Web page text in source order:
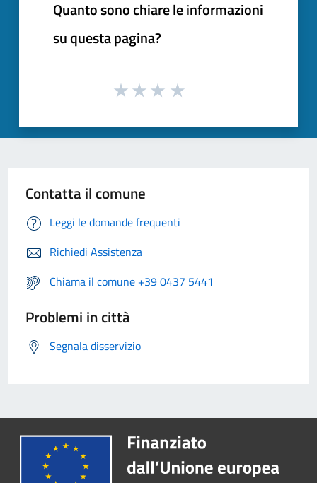
Quanto sono chiare le informazioni
su questa pagina?
Contatta il comune
Leggi le domande frequenti
Richiedi Assistenza
Chiama il comune +39 0437 5441
Problemi in città
Segnala disservizio